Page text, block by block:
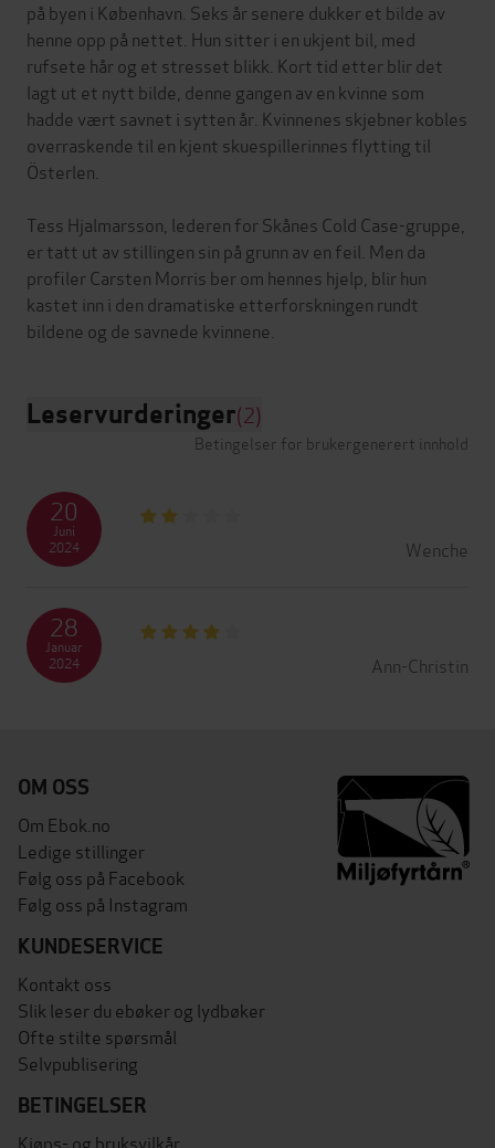
på byen i København. Seks år senere dukker et bilde av
henne opp på nettet. Hun sitter i en ukjent bil, med
rufsete hår og et stresset blikk. Kort tid etter blir det
lagt ut et nytt bilde, denne gangen av en kvinne som
hadde vært savnet i sytten år. Kvinnenes skjebner kobles
overraskende til en kjent skuespillerinnes flytting til
Österlen.
Tess Hjalmarsson, lederen for Skånes Cold Case-gruppe,
er tatt ut av stillingen sin på grunn av en feil. Men da
profiler Carsten Morris ber om hennes hjelp, blir hun
kastet inn i den dramatiske etterforskningen rundt
Leservurderinger(2)
Betingelser for brukergenerert innhold
Wenche
20
Juni
2024
Ann-Christin
28
Januar
2024
OM OSS
Om Ebok.no
Ledige stillinger
Følg oss på Facebook
Følg oss på Instagram
KUNDESERVICE
Kontakt oss
Slik leser du ebøker og lydbøker
Ofte stilte spørsmål
Selvpublisering
BETINGELSER
Kjøps- og bruksvilkår